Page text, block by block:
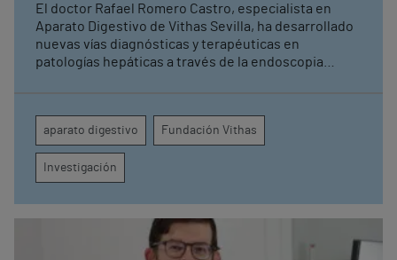
El doctor Rafael Romero Castro, especialista en
Aparato Digestivo de Vithas Sevilla, ha desarrollado
nuevas vías diagnósticas y terapéuticas en
patologías hepáticas a través de la endoscopia
endohepatología, que reúne diversos
procedimientos endoscópicos avanzados aplicados
a los pacientes con enfermedades hepáticas
aparato digestivo Fundación Vithas
Investigación